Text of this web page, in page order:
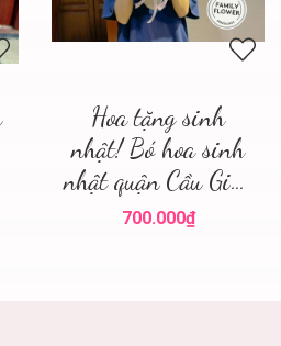
Hoa tặng sinh
nhật! Bó hoa sinh
nhật quận Cầu Giấy
! Family flower hoa
700.000₫